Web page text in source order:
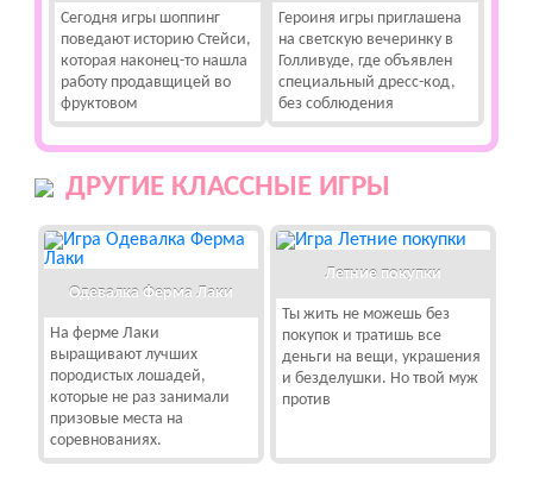
Сегодня игры шоппинг
поведают историю Стейси,
которая наконец-то нашла
работу продавщицей во
фруктовом
Героиня игры приглашена
на светскую вечеринку в
Голливуде, где объявлен
специальный дресс-код,
без соблюдения
ДРУГИЕ КЛАССНЫЕ ИГРЫ
Одевалка Ферма Лаки
На ферме Лаки
выращивают лучших
породистых лошадей,
которые не раз занимали
призовые места на
соревнованиях.
Летние покупки
Ты жить не можешь без
покупок и тратишь все
деньги на вещи, украшения
и безделушки. Но твой муж
против